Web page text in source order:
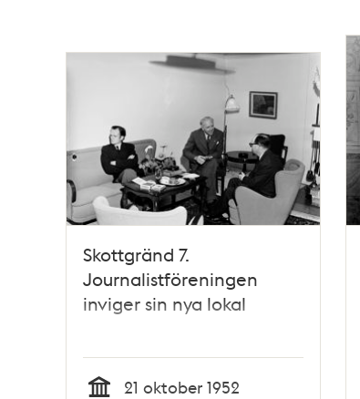
Skottgränd 7.
Journalistföreningen
inviger sin nya lokal
21 oktober 1952